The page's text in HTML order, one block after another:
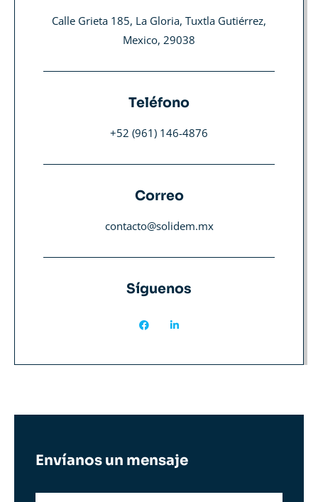
Calle Grieta 185, La Gloria, Tuxtla Gutiérrez,
Mexico, 29038
Teléfono
+52 (961) 146-4876
Correo
contacto@solidem.mx
Síguenos
Envíanos un mensaje